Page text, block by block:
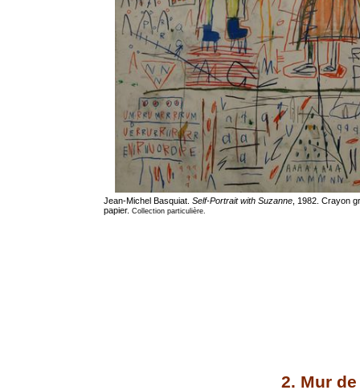
Jean-Michel Basquiat. Self-Portrait with Suzanne, 1982. Crayon
papier. Collection particulière.
2. Mur